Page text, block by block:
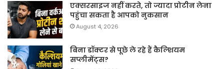
एक्सरसाइज नहीं करते, तो ज्यादा प्रोटीन लेना
पहुंचा सकता है आपको नुकसान
August 4, 2026
बिना डॉक्टर से पूछे ले रहे हैं कैल्शियम
सप्लीमेंट्स?